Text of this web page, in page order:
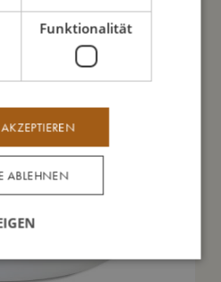
Funktionalität
ABLEHNEN